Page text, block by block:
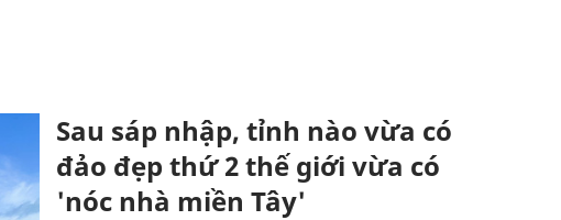
Sau sáp nhập, tỉnh nào vừa có
đảo đẹp thứ 2 thế giới vừa có
'nóc nhà miền Tây'